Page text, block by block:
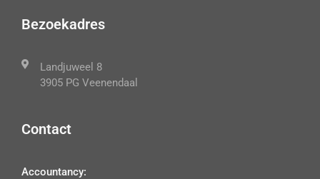
Bezoekadres
Landjuweel 8
3905 PG Veenendaal
Contact
Accountancy: